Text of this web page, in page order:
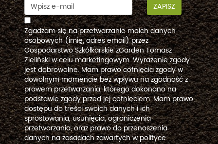
ZAPISZ
Zgadzam się na przetwarzanie moich danych
osobowych (imię, adres email) przez
Gospodarstwo Szkółkarskie zGarden Tomasz
Zieliński w celu marketingowym. Wyrażenie zgody
jest dobrowolne. Mam prawo cofnięcia zgody w
dowolnym momencie bez wpływu na zgodność z
prawem przetwarzania, którego dokonano na
podstawie zgody przed jej cofnięciem. Mam prawo
dostępu do treści swoich danych i ich
sprostowania, usunięcia, ograniczenia
przetwarzania, oraz prawo do przenoszenia
danych na zasadach zawartych w polityce